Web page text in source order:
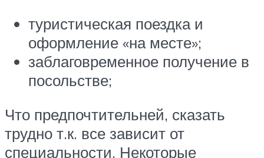
туристическая поездка и
оформление «на месте»;
заблаговременное получение в
посольстве;
Что предпочтительней, сказать
трудно т.к. все зависит от
специальности. Некоторые